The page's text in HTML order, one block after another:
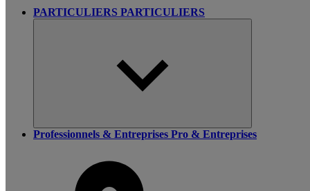
PARTICULIERS PARTICULIERS
Professionnels & Entreprises Pro & Entreprises